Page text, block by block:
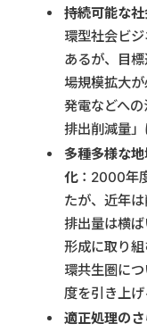
持続可能な
環型社会ビ
あるが、目
場規模拡大
発電などへ
排出削減量
多種多様な
化：2000年
たが、近年
排出量は横
形成に取り
環共生圏に
度を引き上
適正処理の